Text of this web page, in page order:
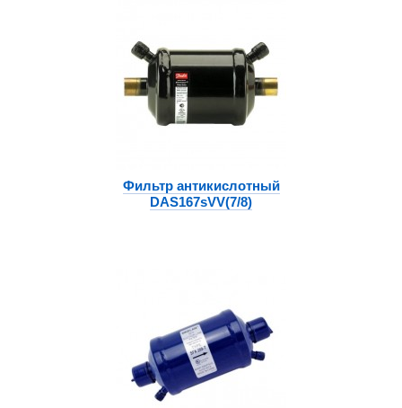
Фильтр антикислотный
DAS167sVV(7/8)